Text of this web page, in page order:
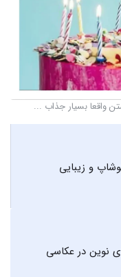
واقعا بسیار جذاب ...
و زیبایی